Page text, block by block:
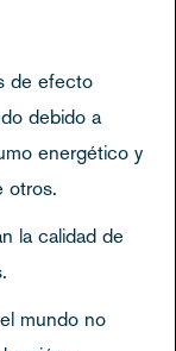
de efecto
debido a
energético y
otros.
la calidad de
mundo no